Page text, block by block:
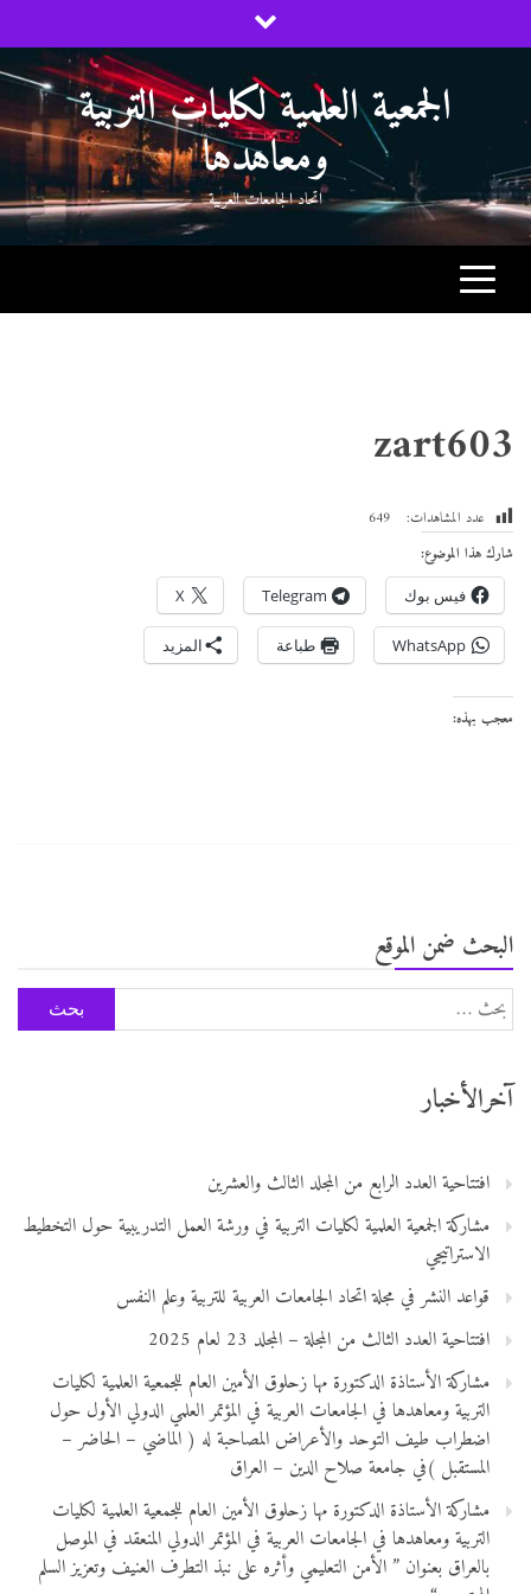
to
الجمعية العلمية لكليات التربية
ومعاهدها
اتحاد الجامعات العربية
zart603
عدد المشاهدات:
649
شارك هذا الموضوع:
فيس بوك Telegram
X
WhatsApp طباعة المزيد
معجب بهذه:
البحث ضمن الموقع
البحث
عن:
آخرالأخبار
افتتاحية العدد الرابع من المجلد الثالث والعشرين
مشاركة الجمعية العلمية لكليات التربية في ورشة العمل التدريبية حول التخطيط
الاستراتيجي
قواعد النشر في مجلة اتحاد الجامعات العربية للتربية وعلم النفس
افتتاحية العدد الثالث من المجلة – المجلد 23 لعام 2025
مشاركة الأستاذة الدكتورة مها زحلوق الأمين العام للجمعية العلمية لكليات
التربية ومعاهدها في الجامعات العربية في المؤتمر العلمي الدولي الأول حول
اضطراب طيف التوحد والأعراض المصاحبة له ( الماضي – الحاضر –
المستقبل )في جامعة صلاح الدين – العراق
مشاركة الأستاذة الدكتورة مها زحلوق الأمين العام للجمعية العلمية لكليات
التربية ومعاهدها في الجامعات العربية في المؤتمر الدولي المنعقد في الموصل
بالعراق بعنوان ” الأمن التعليمي وأثره على نبذ التطرف العنيف وتعزيز السلم